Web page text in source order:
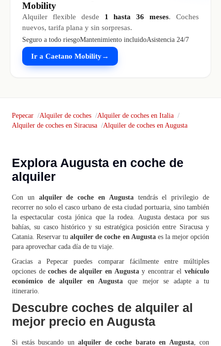
Mobility
Alquiler flexible desde 1 hasta 36 meses. Coches
nuevos, tarifa plana y sin sorpresas.
Seguro a todo riesgoMantenimiento incluidoAsistencia 24/7
Ir a Caetano Mobility→
Pepecar Alquiler de coches
Alquiler de coches en Italia
Alquiler de coches en Siracusa
Alquiler de coches en Augusta
Explora Augusta en coche de
alquiler
Con un alquiler de coche en Augustatendrás el privilegio de
recorrer no solo el casco urbano de esta ciudad portuaria, sino también
la espectacular costa jónica que la rodea. Augusta destaca por sus
bahías, su casco histórico y su estratégica posición entre Siracusa y
Catania. Reservar tualquiler de coche en Augustaes la mejor opción
para aprovechar cada día de tu viaje.
Gracias a Pepecar puedes comparar fácilmente entre múltiples
opciones decoches de alquiler en Augustay encontrar elvehículo
económico de alquiler en Augusta que mejor se adapte a tu
itinerario.
Descubre coches de alquiler al
mejor precio en Augusta
Si estás buscando un alquiler de coche barato en Augusta, con